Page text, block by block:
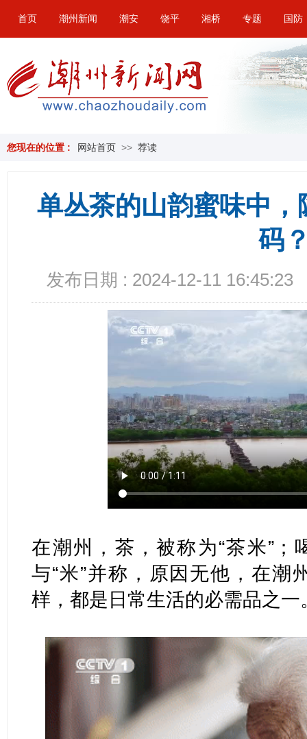
首页 潮州新闻 潮安 饶平 湘桥 专题 国防
您现在的位置 : 网站首页 >> 荐读
单丛茶的山韵蜜味中
码
发布日期 : 2024-12-11 16:45:23
在潮州，茶，被称为“茶米”；
与“米”并称，原因无他，在潮
样，都是日常生活的必需品之一